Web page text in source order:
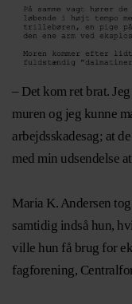
– Det kom ret brat.
muren og jeg kunne
arbejdsskadesag; at
med min udsendelse
Maria K. Andersen
samtidig indså hun,
ville hun få brug for
fagforening,